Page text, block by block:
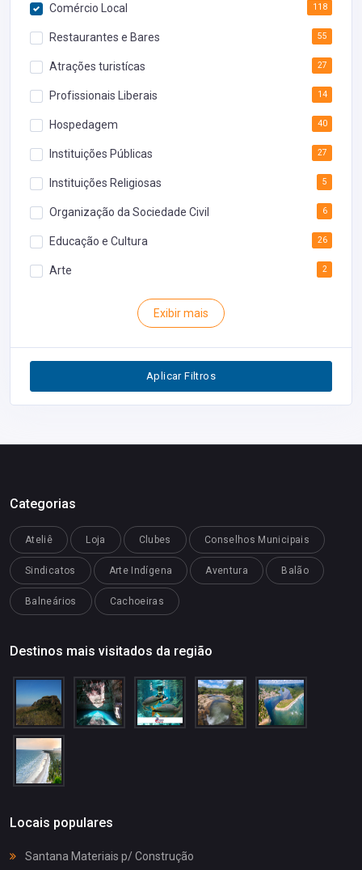
Comércio Local 118
Restaurantes e Bares 55
Atrações turistícas 27
Profissionais Liberais 14
Hospedagem 40
Instituições Públicas 27
Instituições Religiosas 5
Organização da Sociedade Civil 6
Educação e Cultura 26
Arte 2
Exibir mais
Aplicar Filtros
Categorias
Ateliê Loja Clubes Conselhos Municipais
Sindicatos Arte Indígena Aventura Balão
Balneários Cachoeiras
Destinos mais visitados da região
Locais populares
Santana Materiais p/ Construção